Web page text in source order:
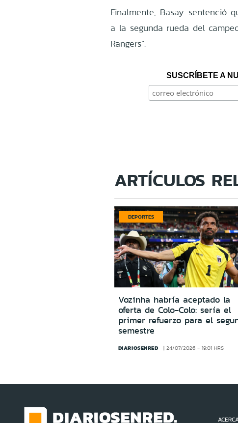
Finalmente, Basay sentenció
a la segunda rueda del
Rangers”.
SUSCRÍBETE A
ARTÍCULOS
DEPORTES
Vozinha habría aceptado la
oferta de Colo-Colo: sería el
primer refuerzo para el
semestre
DIARIOSENRED 24/07/2026 - 19:01 HRS